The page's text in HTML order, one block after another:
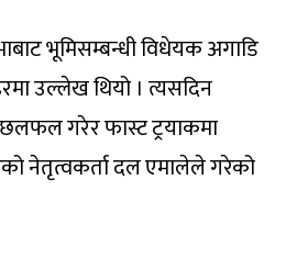
भूमिसम्बन्धी विधेयक अगाडि
उल्लेख थियो । त्यसदिन
गरेर फास्ट ट्रयाकमा
नेतृत्वकर्ता दल एमालेले गरेको